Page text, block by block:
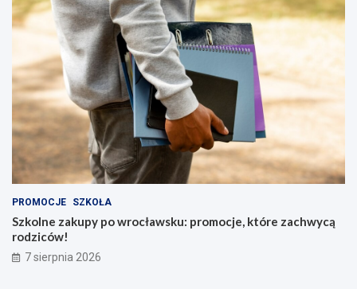
PROMOCJE SZKOŁA
Szkolne zakupy po wrocławsku: promocje, które zachwycą
rodziców!
7 sierpnia 2026